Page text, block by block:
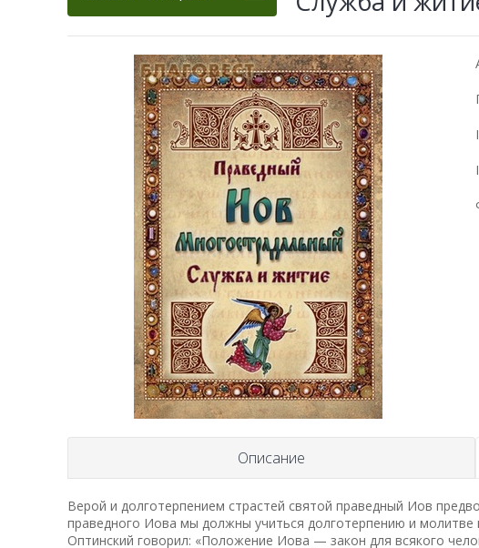
Описание
Верой и долготерпением страстей святой праведный Иов
праведного Иова мы должны учиться долготерпению и
Оптинский говорил: «Положение Иова — закон для всякого